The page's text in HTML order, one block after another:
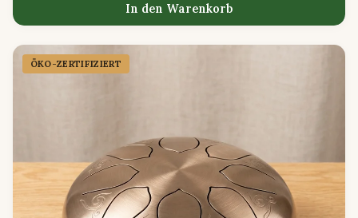
In den Warenkorb
ÖKO-ZERTIFIZIERT